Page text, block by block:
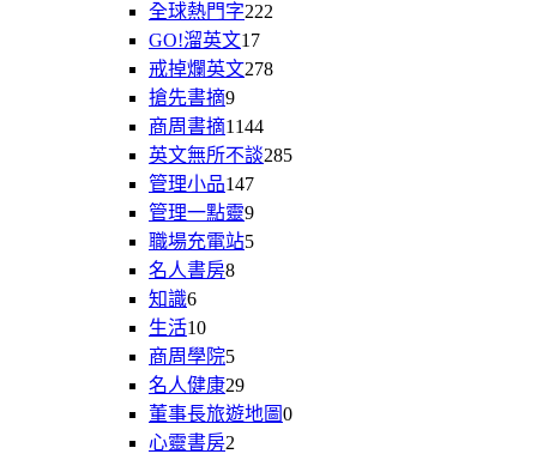
全球熱門字222
GO!溜英文17
戒掉爛英文278
搶先書摘9
商周書摘1144
英文無所不談285
管理小品147
管理一點靈9
職場充電站5
名人書房8
知識6
生活10
商周學院5
名人健康29
董事長旅遊地圖0
心靈書房2